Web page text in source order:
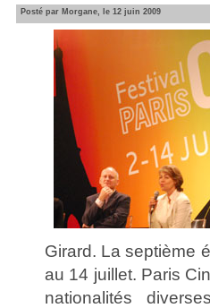
Posté par Morgane, le 12 juin 2009
Girard. La septième
au 14 juillet. Paris
nationalités